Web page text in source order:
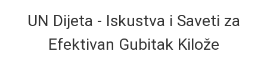
UN Dijeta - Iskustva i Saveti za
Efektivan Gubitak Kilože